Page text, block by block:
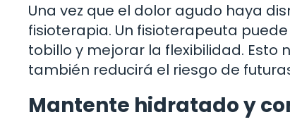
Una vez que el dolor agudo haya
fisioterapia. Un fisioterapeuta
tobillo y mejorar la flexibilidad.
también reducirá el riesgo de
Mantente hidratado y